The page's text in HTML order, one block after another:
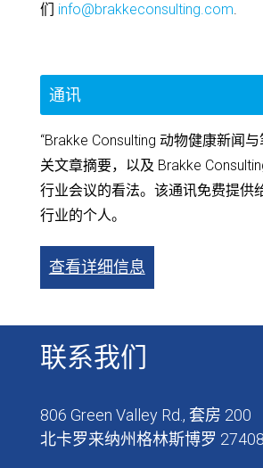
们 info@brakkeconsulting.com.
通讯
“Brakke Consulting 动物健康新闻
关文章摘要，以及 Brakke
行业会议的看法。该通讯免费提供
行业的个人。
查看详细信息
联系我们
806 Green Valley Rd., 套房 200
北卡罗来纳州格林斯博罗 27408